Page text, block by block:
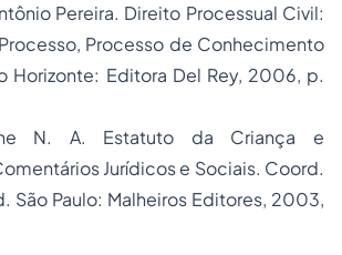
Pereira. Direito Processual Civil:
Processo de Conhecimento
Horizonte: Editora Del Rey, 2006, p.
N. A. Estatuto da Criança e
Jurídicos e Sociais. Coord.
São Paulo: Malheiros Editores, 2003,